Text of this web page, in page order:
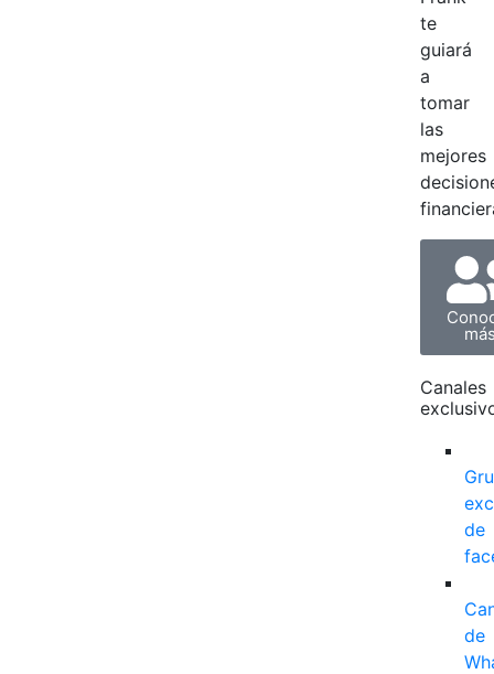
te
guiará
a
tomar
las
mejores
Canales
de
de